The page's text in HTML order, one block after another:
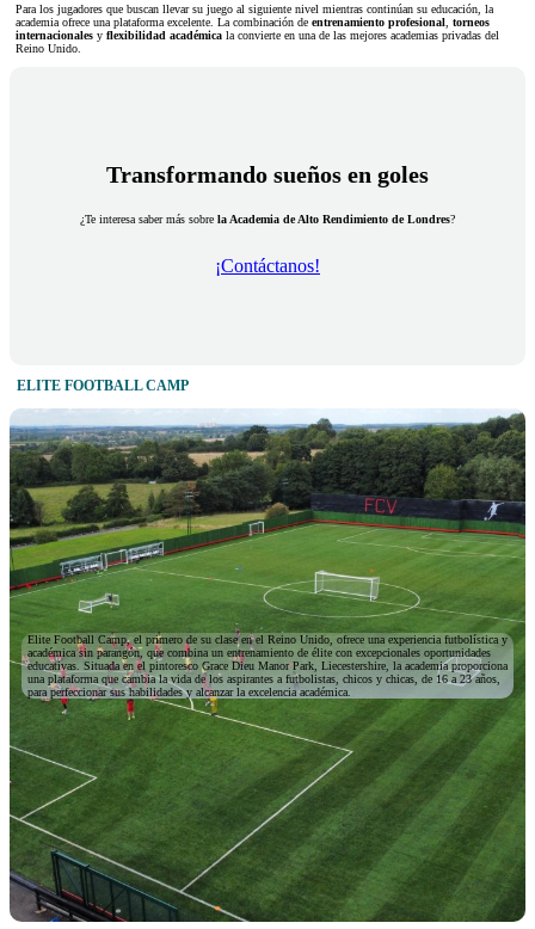
Para los jugadores que buscan llevar su juego al siguiente nivel mientras continúan su educación, la
academia ofrece una plataforma excelente. La combinación de entrenamiento profesional torneos
internacionales y flexibilidad académica la convierte en una de las mejores academias privadas del
Reino Unido.
Transformando sueños en goles
¿Te interesa saber más sobre la Academia de Alto Rendimiento de Londres?
¡Contáctanos!
ELITE FOOTBALL CAMP
Elite Football Camp, el primero de su clase en el Reino Unido, ofrece una experiencia futbolística y
académica sin parangón, que combina un entrenamiento de élite con excepcionales oportunidades
educativas. Situada en el pintoresco Grace Dieu Manor Park, Liecestershire, la academia proporciona
una plataforma que cambia la vida de los aspirantes a futbolistas, chicos y chicas, de 16 a 23 años,
para perfeccionar sus habilidades y alcanzar la excelencia académica.